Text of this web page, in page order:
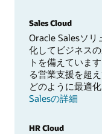
Sales Cloud
Oracle Salesソリ
化してビジネス
トを備えていま
る営業支援を超
どのように最適
Salesの詳細
HR Cloud